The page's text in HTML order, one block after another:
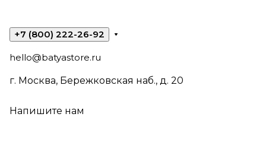
+7 (800) 222-26-92
hello@batyastore.ru
г. Москва, Бережковская наб., д. 20
Напишите нам